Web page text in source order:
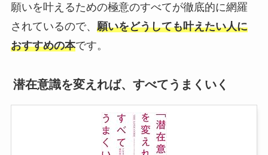
願いを叶えるための極意のすべてが徹底的に網羅
されているので、 願いをどうしても叶えたい人に
おすすめの本です。
潜在意識を変えれば、すべてうまくいく